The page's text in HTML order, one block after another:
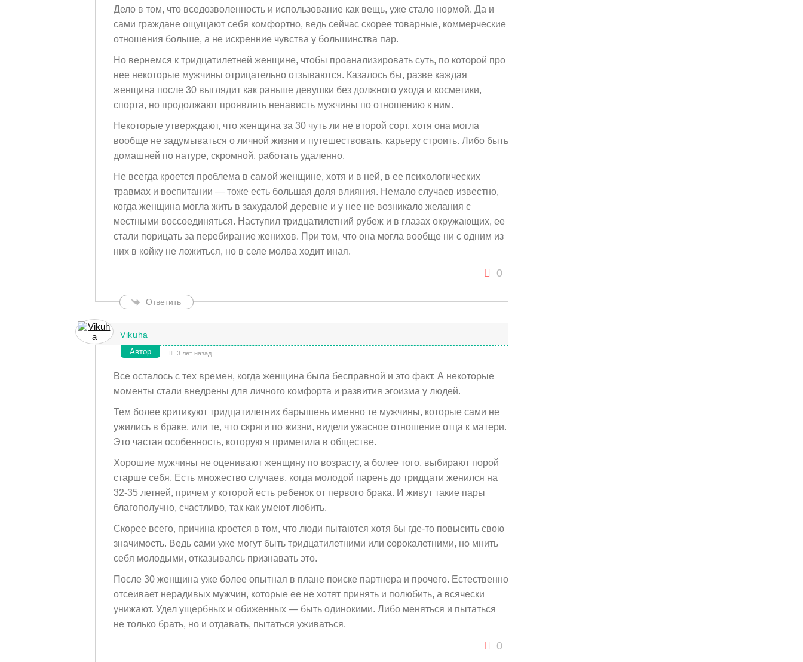
Дело в том, что вседозволенность и использование как вещь, уже стало нормой. Да и
сами граждане ощущают себя комфортно, ведь сейчас скорее товарные, коммерческие
отношения больше, а не искренние чувства у большинства пар.
Но вернемся к тридцатилетней женщине, чтобы проанализировать суть, по которой про
нее некоторые мужчины отрицательно отзываются. Казалось бы, разве каждая
женщина после 30 выглядит как раньше девушки без должного ухода и косметики,
спорта, но продолжают проявлять ненависть мужчины по отношению к ним.
Некоторые утверждают, что женщина за 30 чуть ли не второй сорт, хотя она могла
вообще не задумываться о личной жизни и путешествовать, карьеру строить. Либо быть
домашней по натуре, скромной, работать удаленно.
Не всегда кроется проблема в самой женщине, хотя и в ней, в ее психологических
травмах и воспитании — тоже есть большая доля влияния. Немало случаев известно,
когда женщина могла жить в захудалой деревне и у нее не возникало желания с
местными воссоединяться. Наступил тридцатилетний рубеж и в глазах окружающих, ее
стали порицать за перебирание женихов. При том, что она могла вообще ни с одним из
них в койку не ложиться, но в селе молва ходит иная.
0
Ответить
Vikuha
Автор 3 лет назад
Все осталось с тех времен, когда женщина была бесправной и это факт. А некоторые
моменты стали внедрены для личного комфорта и развития эгоизма у людей.
Тем более критикуют тридцатилетних барышень именно те мужчины, которые сами не
ужились в браке, или те, что скряги по жизни, видели ужасное отношение отца к матери.
Это частая особенность, которую я приметила в обществе.
Хорошие мужчины не оценивают женщину по возрасту, а более того, выбирают порой
старше себя. Есть множество случаев, когда молодой парень до тридцати женился на
32-35 летней, причем у которой есть ребенок от первого брака. И живут такие пары
благополучно, счастливо, так как умеют любить.
Скорее всего, причина кроется в том, что люди пытаются хотя бы где-то повысить свою
значимость. Ведь сами уже могут быть тридцатилетними или сорокалетними, но мнить
себя молодыми, отказываясь признавать это.
После 30 женщина уже более опытная в плане поиске партнера и прочего. Естественно
отсеивает нерадивых мужчин, которые ее не хотят принять и полюбить, а всячески
унижают. Удел ущербных и обиженных — быть одинокими. Либо меняться и пытаться
не только брать, но и отдавать, пытаться уживаться.
0